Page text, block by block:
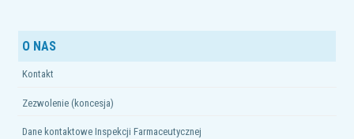
O NAS
Kontakt
Zezwolenie (koncesja)
Dane kontaktowe Inspekcji Farmaceutycznej